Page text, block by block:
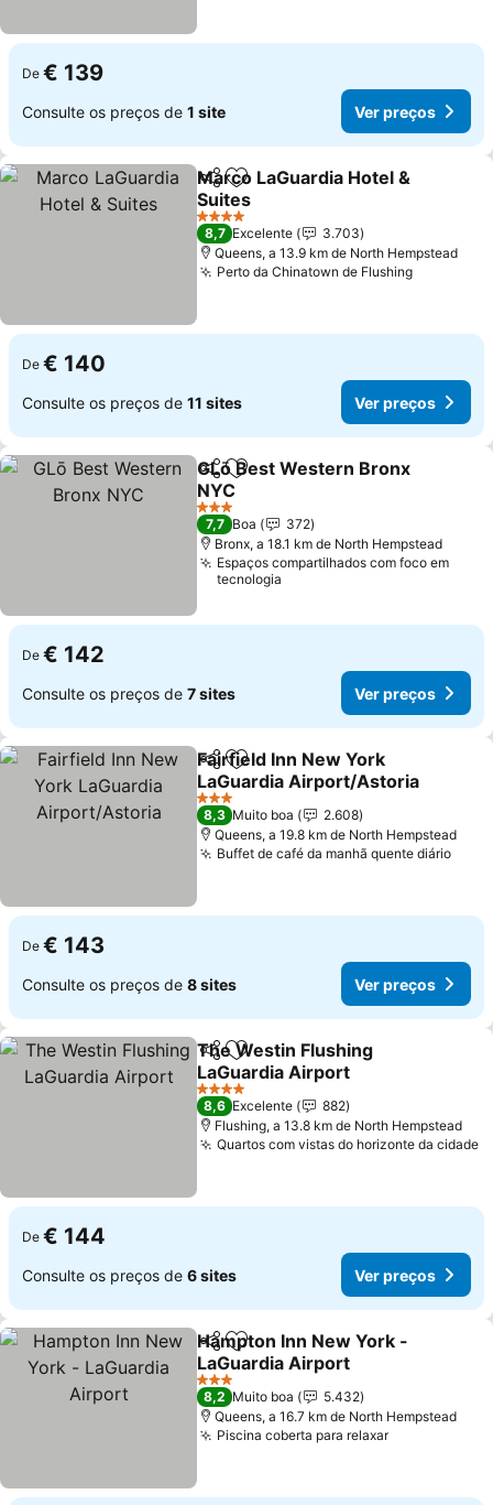
De € 139
Consulte os preços de 1 site Ver preços
PartilharAdicionar aos favoritos
Marco LaGuardia Hotel &
Suites
4 Estrelas
8,7 Excelente
3.703
Queens, a 13.9 km de North Hempstead
Perto da Chinatown de Flushing
De € 140
Consulte os preços de 11 sites Ver preços
PartilharAdicionar aos favoritos
GLō Best Western Bronx
NYC
3 Estrelas
7,7 Boa
372
Bronx, a 18.1 km de North Hempstead
Espaços compartilhados com foco em
tecnologia
De € 142
Consulte os preços de 7 sites Ver preços
PartilharAdicionar aos favoritos
Fairfield Inn New York
LaGuardia Airport/Astoria
3 Estrelas
8,3 Muito boa
2.608
Queens, a 19.8 km de North Hempstead
Buffet de café da manhã quente diário
De € 143
Consulte os preços de 8 sites Ver preços
PartilharAdicionar aos favoritos
The Westin Flushing
LaGuardia Airport
4 Estrelas
8,6 Excelente
882
Flushing, a 13.8 km de North Hempstead
Quartos com vistas do horizonte da cidade
De € 144
Consulte os preços de 6 sites Ver preços
PartilharAdicionar aos favoritos
Hampton Inn New York -
LaGuardia Airport
3 Estrelas
8,2 Muito boa
5.432
Queens, a 16.7 km de North Hempstead
Piscina coberta para relaxar